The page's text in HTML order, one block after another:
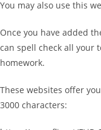
You may also use this
Once you have added
can spell check all your
homework.
These websites offer
3000 characters: